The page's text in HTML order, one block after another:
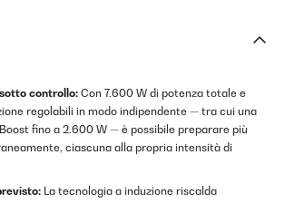
controllo: Con 7.600 W di potenza totale e
regolabili in modo indipendente — tra cui una
fino a 2.600 W — è possibile preparare più
ciascuna alla propria intensità di
La tecnologia a induzione riscalda